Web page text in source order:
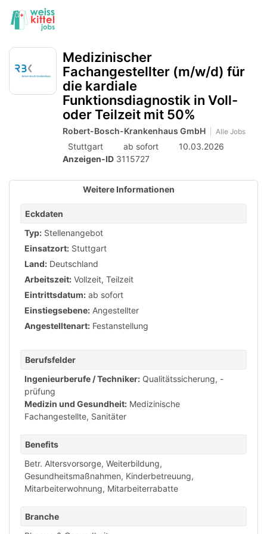
Accessibility
Modus
aktivieren
zur
zum
mobilem
Endgerät
aus
Medizinischer
Fachangestellter (m/w/d) für
die kardiale
Funktionsdiagnostik in Voll-
oder Teilzeit mit 50%
Robert-Bosch-Krankenhaus GmbH Alle Jobs
Stuttgart ab sofort
10.03.2026
Anzeigen-ID 3115727
Weitere Informationen
Eckdaten
Typ: Stellenangebot
Einsatzort: Stuttgart
Land: Deutschland
Arbeitszeit: Vollzeit, Teilzeit
Eintrittsdatum: ab sofort
Einstiegsebene: Angestellter
Angestelltenart: Festanstellung
Berufsfelder
Ingenieurberufe / Techniker: Qualitätssicherung, -
prüfung
Medizin und Gesundheit: Medizinische
Fachangestellte, Sanitäter
Benefits
Betr. Altersvorsorge, Weiterbildung,
Gesundheitsmaßnahmen, Kinderbetreuung,
Mitarbeiterwohnung, Mitarbeiterrabatte
Branche